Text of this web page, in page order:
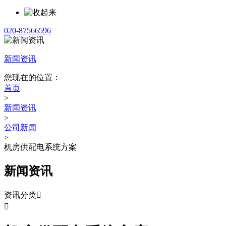
020-87566596
新闻资讯
您现在的位置：
首页
>
新闻资讯
>
公司新闻
>
机房供配电系统方案
新闻资讯
资讯分类
